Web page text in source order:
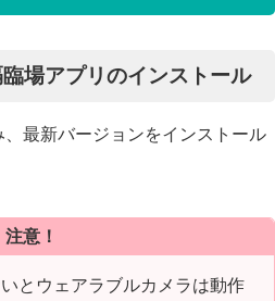
場アプリのインストール
最新バージョンをインストール
注意！
とウェアラブルカメラは動作